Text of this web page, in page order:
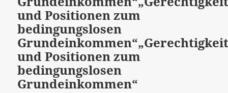
und Positionen zum
bedingungslosen
Grundeinkommen“
und Positionen zum
bedingungslosen
Grundeinkommen“